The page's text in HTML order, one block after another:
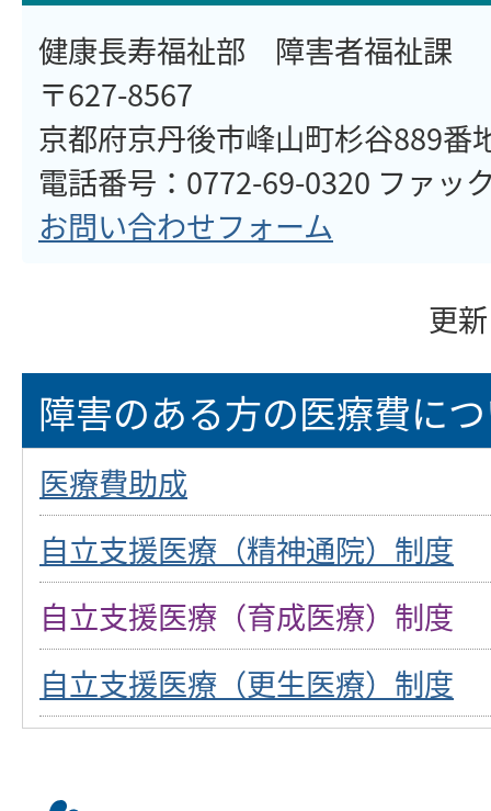
健康長寿福祉部 障害者福祉課
〒627-8567
京都府京丹後市峰山町杉谷889番
電話番号：0772-69-0320 ファッ
お問い合わせフォーム
更
障害のある方の医療費に
医療費助成
自立支援医療（精神通院）制度
自立支援医療（育成医療）制度
自立支援医療（更生医療）制度